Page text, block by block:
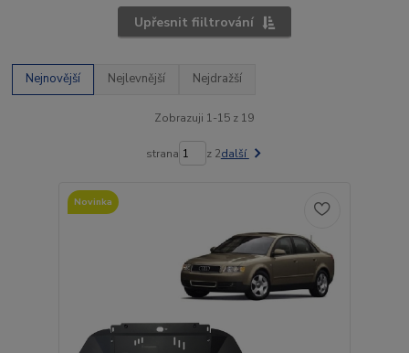
Upřesnit fiiltrování
Nejnovější Nejlevnější Nejdražší
Zobrazuji 1-15 z 19
strana z 2další
Novinka